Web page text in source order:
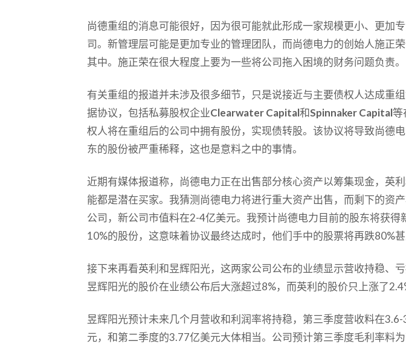
尚德重组的消息可能很好，因为很可能就此形成一家规模更小、更加
司。新管理层可能是更加专业的管理团队，而尚德电力的创始人施正
其中。施正荣在很大程度上要为一些将公司拖入困境的财务问题负责。
有关重组的报道并未涉及很多细节，只是说接近与主要债权人达成重
据协议，包括私募股权企业Clearwater Capital和Spinnaker Capital等
权人将在重组后的公司中拥有股份，实现债转股。该协议将导致尚德
东的股份被严重稀释，这也是意料之中的事情。
近期有媒体报道称，尚德电力正在出售部分核心资产以筹集现金，英
能都是潜在买家。我猜测尚德电力将进行重大资产出售，而剩下的资
公司，新公司市值料在2-4亿美元。我预计尚德电力目前的股东将获得
10%的股份，这意味着协议最终达成时，他们手中的股票将再跌80%甚
接下来再看英利和昱辉阳光，这两家公司公布的业绩显示营收持稳、亏
昱辉阳光的股价在业绩公布后大涨超过8%，而英利的股价只上涨了
昱辉阳光预计未来几个月营收和利润率将持稳，第三季度营收料在3.6-
元，和第二季度的3.77亿美元大体相当。公司预计第三季度毛利率料